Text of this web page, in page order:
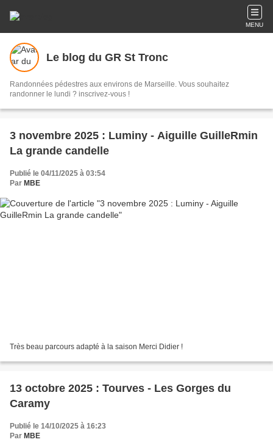
MENU
Le blog du GR St Tronc
Randonnées pédestres aux environs de Marseille. Vous souhaitez
randonner le lundi ? inscrivez-vous !
3 novembre 2025 : Luminy - Aiguille GuilleRmin
La grande candelle
Publié le 04/11/2025 à 03:54
Par MBE
Très beau parcours adapté à la saison Merci Didier !
13 octobre 2025 : Tourves - Les Gorges du
Caramy
Publié le 14/10/2025 à 16:23
Par MBE